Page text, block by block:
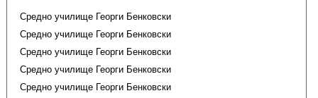
Средно училище Георги Бенковски
Средно училище Георги Бенковски
Средно училище Георги Бенковски
Средно училище Георги Бенковски
Средно училище Георги Бенковски